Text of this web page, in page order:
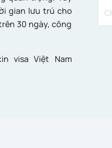
gian lưu trú cho
30 ngày, công
visa Việt Nam